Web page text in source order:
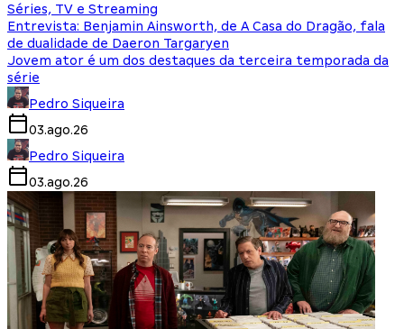
Séries, TV e Streaming
Entrevista: Benjamin Ainsworth, de A Casa do Dragão, fala
de dualidade de Daeron Targaryen
Jovem ator é um dos destaques da terceira temporada da
série
Pedro Siqueira
03.ago.26
Pedro Siqueira
03.ago.26